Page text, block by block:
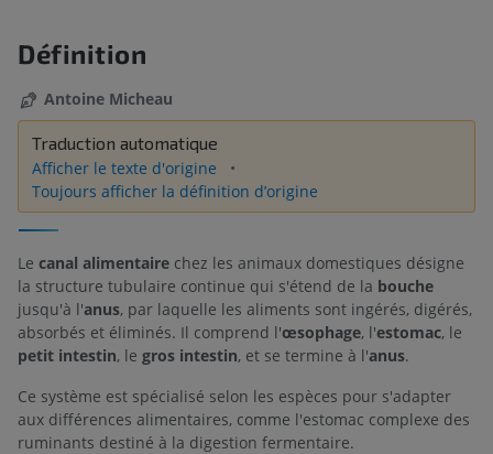
Définition
Antoine Micheau
Traduction automatique
Afficher le texte d'origine
Toujours afficher la définition d’origine
Le canal alimentaire chez les animaux domestiques désigne
la structure tubulaire continue qui s'étend de la bouche
jusqu'à l'anus, par laquelle les aliments sont ingérés, digérés,
absorbés et éliminés. Il comprend l'œsophage, l'estomac, le
petit intestin, le gros intestin, et se termine à l'anus.
Ce système est spécialisé selon les espèces pour s'adapter
aux différences alimentaires, comme l'estomac complexe des
ruminants destiné à la digestion fermentaire.